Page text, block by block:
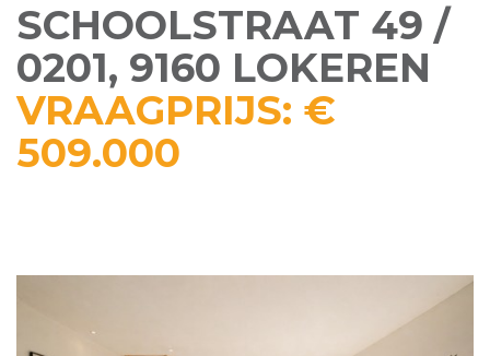
SCHOOLSTRAAT 49 /
0201, 9160 LOKEREN
VRAAGPRIJS: €
509.000